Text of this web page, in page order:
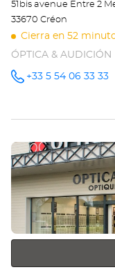
51bis avenue Entre 2
33670 Créon
Cierra en 52
ÓPTICA & AUDICIÓN
número
+33 5 54 06 33 33
Pulse
ENTER
para
obtener
más
información